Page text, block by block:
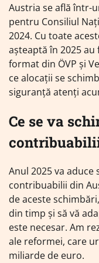
Austria se află într-
pentru Consiliul
2024. Cu toate
așteaptă în 2025
format din ÖVP și
ce alocații se
siguranță atenți
Ce se va
Anul 2025 va
contribuabilii din
de aceste
din timp și să vă
este necesar. Am
ale reformei, care
miliarde de euro.